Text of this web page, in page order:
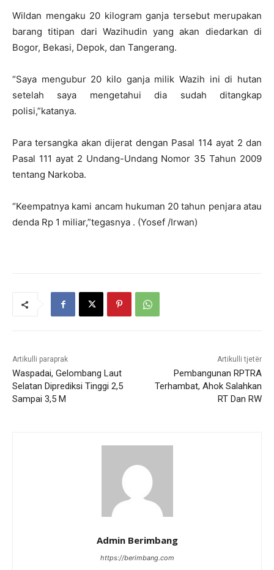
Wildan mengaku 20 kilogram ganja tersebut merupakan
barang titipan dari Wazihudin yang akan diedarkan di
Bogor, Bekasi, Depok, dan Tangerang.
“Saya mengubur 20 kilo ganja milik Wazih ini di hutan
setelah saya mengetahui dia sudah ditangkap
polisi,”katanya.
Para tersangka akan dijerat dengan Pasal 114 ayat 2 dan
Pasal 111 ayat 2 Undang-Undang Nomor 35 Tahun 2009
tentang Narkoba.
“Keempatnya kami ancam hukuman 20 tahun penjara atau
denda Rp 1 miliar,”tegasnya . (Yosef /Irwan)
Artikulli paraprak
Waspadai, Gelombang Laut
Selatan Diprediksi Tinggi 2,5
Sampai 3,5 M
Artikulli tjetër
Pembangunan RPTRA
Terhambat, Ahok Salahkan
RT Dan RW
Admin Berimbang
https://berimbang.com